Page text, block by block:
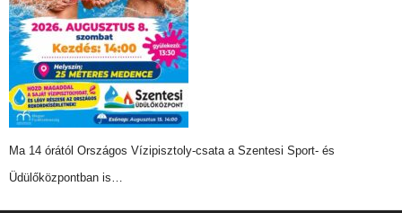
Ma 14 órától Országos Vízipisztoly-csata a Szentesi Sport- és
Üdülőközpontban is…